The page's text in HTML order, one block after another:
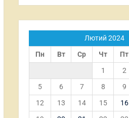
Лютий 2024
Пн
Вт Ср Чт Пт
1
2
5
6 7 8 9
12
13 14 15 16